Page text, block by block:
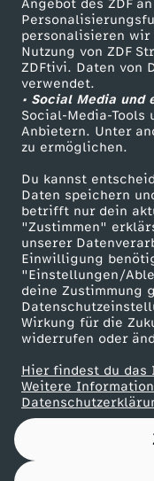
Angebot des ZDF
personalisieren
Nutzung von ZDF
ZDFtivi. Daten von
verwendet.
• Social Media
Social-Media-Tools
Anbietern. Unter
zu ermöglichen.
Du kannst
Daten speichern
betrifft nur dein
"Zustimmen"
unserer
Einwilligung
"Einstellungen/
deine Zustimmung
Wirkung für die
widerrufen oder
Hier findest du das
Weitere
e
n
s
v
e
r
b
o
r
g
TV-Programm
ZDF Unternehmen
Karriere
ZDF goes Schule
Werbefernsehen
Mainzelmännchen
Partner